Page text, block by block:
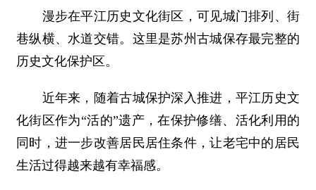
漫步在平江历史文化街区，可见城门排列、街
巷纵横、水道交错。这里是苏州古城保存最完整的
历史文化保护区。
近年来，随着古城保护深入推进，平江历史文
化街区作为“活的”遗产，在保护修缮、活化利用的
同时，进一步改善居民居住条件，让老宅中的居民
生活过得越来越有幸福感。